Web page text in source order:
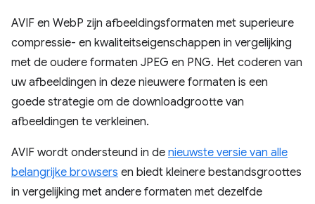
AVIF en WebP zijn afbeeldingsformaten met superieure
compressie- en kwaliteitseigenschappen in vergelijking
met de oudere formaten JPEG en PNG. Het coderen van
uw afbeeldingen in deze nieuwere formaten is een
goede strategie om de downloadgrootte van
afbeeldingen te verkleinen.
AVIF wordt ondersteund in de nieuwste versie van alle
belangrijke browsers en biedt kleinere bestandsgroottes
in vergelijking met andere formaten met dezelfde